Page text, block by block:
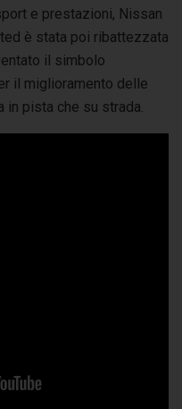
e prestazioni, Nissan
è stata poi ribattezzata
il simbolo
il miglioramento delle
pista che su strada.